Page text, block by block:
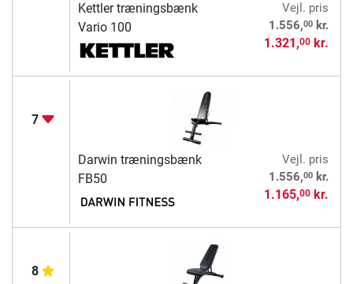
Kettler træningsbænk
Vario 100
Vejl. pris
1.556,00kr.
1.321,00kr.
7
Darwin træningsbænk
FB50
Vejl. pris
1.556,00kr.
1.165,00kr.
8